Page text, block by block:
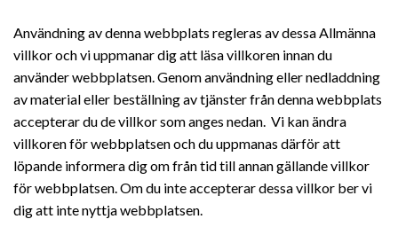
Användning av denna webbplats regleras av dessa Allmänna
villkor och vi uppmanar dig att läsa villkoren innan du
använder webbplatsen. Genom användning eller nedladdning
av material eller beställning av tjänster från denna webbplats
accepterar du de villkor som anges nedan. Vi kan ändra
villkoren för webbplatsen och du uppmanas därför att
löpande informera dig om från tid till annan gällande villkor
för webbplatsen. Om du inte accepterar dessa villkor ber vi
dig att inte nyttja webbplatsen.